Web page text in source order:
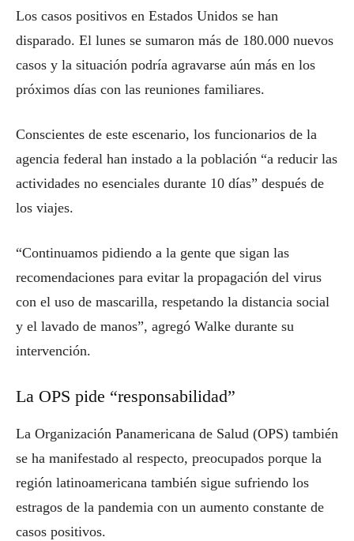
Los casos positivos en Estados Unidos se han
disparado. El lunes se sumaron más de 180.000 nuevos
casos y la situación podría agravarse aún más en los
próximos días con las reuniones familiares.
Conscientes de este escenario, los funcionarios de la
agencia federal han instado a la población “a reducir las
actividades no esenciales durante 10 días” después de
los viajes.
“Continuamos pidiendo a la gente que sigan las
recomendaciones para evitar la propagación del virus
con el uso de mascarilla, respetando la distancia social
y el lavado de manos”, agregó Walke durante su
intervención.
La OPS pide “responsabilidad”
La Organización Panamericana de Salud (OPS) también
se ha manifestado al respecto, preocupados porque la
región latinoamericana también sigue sufriendo los
estragos de la pandemia con un aumento constante de
casos positivos.